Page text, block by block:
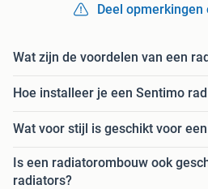
Deel opmerkingen
Wat zijn de voordelen van een
Hoe installeer je een Sentimo
Wat voor stijl is geschikt voor
Is een radiatorombouw ook
radiators?